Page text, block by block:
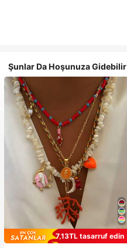
Şunlar Da Hoşunuza Gidebilir
7,13TL tasarruf edin